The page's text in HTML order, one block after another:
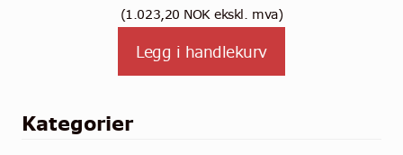
(1.023,20 NOKekskl. mva)
Legg i handlekurv
Kategorier